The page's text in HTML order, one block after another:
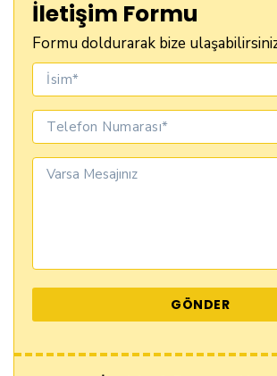
İletişim Formu
Formu doldurarak bize